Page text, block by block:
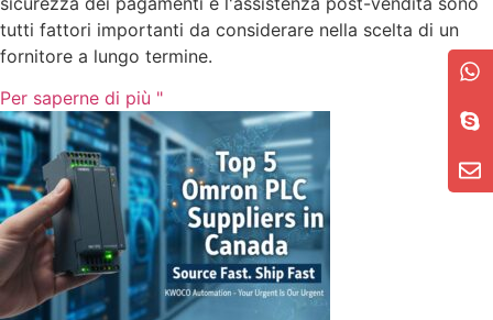
tutti fattori importanti da considerare nella scelta di un
fornitore a lungo termine.
Per saperne di più "